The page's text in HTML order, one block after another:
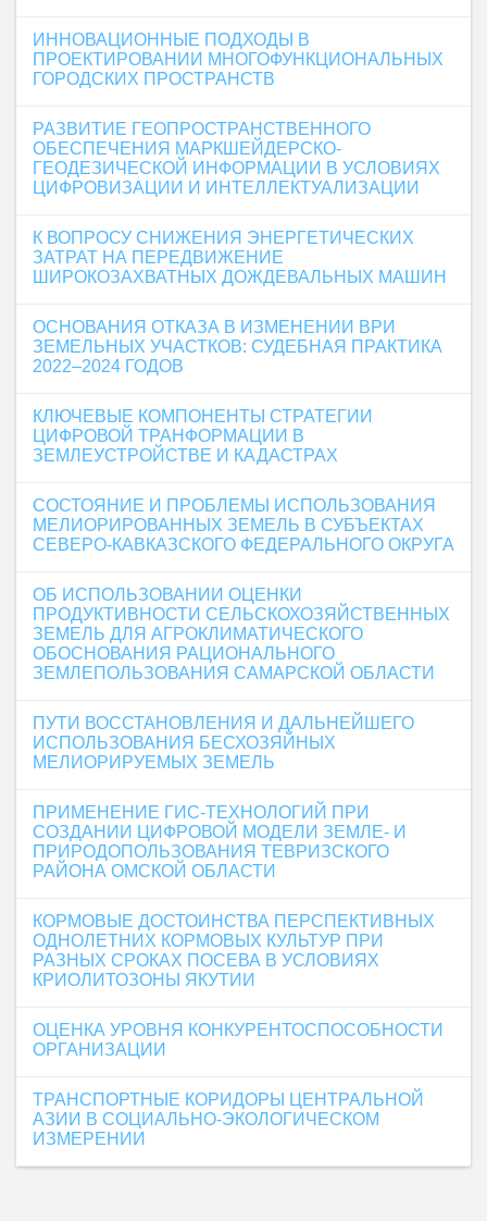
ИННОВАЦИОННЫЕ ПОДХОДЫ В
ПРОЕКТИРОВАНИИ МНОГОФУНКЦИОНАЛЬНЫХ
ГОРОДСКИХ ПРОСТРАНСТВ
РАЗВИТИЕ ГЕОПРОСТРАНСТВЕННОГО
ОБЕСПЕЧЕНИЯ МАРКШЕЙДЕРСКО-
ГЕОДЕЗИЧЕСКОЙ ИНФОРМАЦИИ В УСЛОВИЯХ
ЦИФРОВИЗАЦИИ И ИНТЕЛЛЕКТУАЛИЗАЦИИ
К ВОПРОСУ СНИЖЕНИЯ ЭНЕРГЕТИЧЕСКИХ
ЗАТРАТ НА ПЕРЕДВИЖЕНИЕ
ШИРОКОЗАХВАТНЫХ ДОЖДЕВАЛЬНЫХ МАШИН
ОСНОВАНИЯ ОТКАЗА В ИЗМЕНЕНИИ ВРИ
ЗЕМЕЛЬНЫХ УЧАСТКОВ: СУДЕБНАЯ ПРАКТИКА
2022–2024 ГОДОВ
КЛЮЧЕВЫЕ КОМПОНЕНТЫ СТРАТЕГИИ
ЦИФРОВОЙ ТРАНФОРМАЦИИ В
ЗЕМЛЕУСТРОЙСТВЕ И КАДАСТРАХ
СОСТОЯНИЕ И ПРОБЛЕМЫ ИСПОЛЬЗОВАНИЯ
МЕЛИОРИРОВАННЫХ ЗЕМЕЛЬ В СУБЪЕКТАХ
СЕВЕРО-КАВКАЗСКОГО ФЕДЕРАЛЬНОГО ОКРУГА
ОБ ИСПОЛЬЗОВАНИИ ОЦЕНКИ
ПРОДУКТИВНОСТИ СЕЛЬСКОХОЗЯЙСТВЕННЫХ
ЗЕМЕЛЬ ДЛЯ АГРОКЛИМАТИЧЕСКОГО
ОБОСНОВАНИЯ РАЦИОНАЛЬНОГО
ЗЕМЛЕПОЛЬЗОВАНИЯ САМАРСКОЙ ОБЛАСТИ
ПУТИ ВОССТАНОВЛЕНИЯ И ДАЛЬНЕЙШЕГО
ИСПОЛЬЗОВАНИЯ БЕСХОЗЯЙНЫХ
МЕЛИОРИРУЕМЫХ ЗЕМЕЛЬ
ПРИМЕНЕНИЕ ГИС-ТЕХНОЛОГИЙ ПРИ
СОЗДАНИИ ЦИФРОВОЙ МОДЕЛИ ЗЕМЛЕ- И
ПРИРОДОПОЛЬЗОВАНИЯ ТЕВРИЗСКОГО
РАЙОНА ОМСКОЙ ОБЛАСТИ
КОРМОВЫЕ ДОСТОИНСТВА ПЕРСПЕКТИВНЫХ
ОДНОЛЕТНИХ КОРМОВЫХ КУЛЬТУР ПРИ
РАЗНЫХ СРОКАХ ПОСЕВА В УСЛОВИЯХ
КРИОЛИТОЗОНЫ ЯКУТИИ
ОЦЕНКА УРОВНЯ КОНКУРЕНТОСПОСОБНОСТИ
ОРГАНИЗАЦИИ
ТРАНСПОРТНЫЕ КОРИДОРЫ ЦЕНТРАЛЬНОЙ
АЗИИ В СОЦИАЛЬНО-ЭКОЛОГИЧЕСКОМ
ИЗМЕРЕНИИ